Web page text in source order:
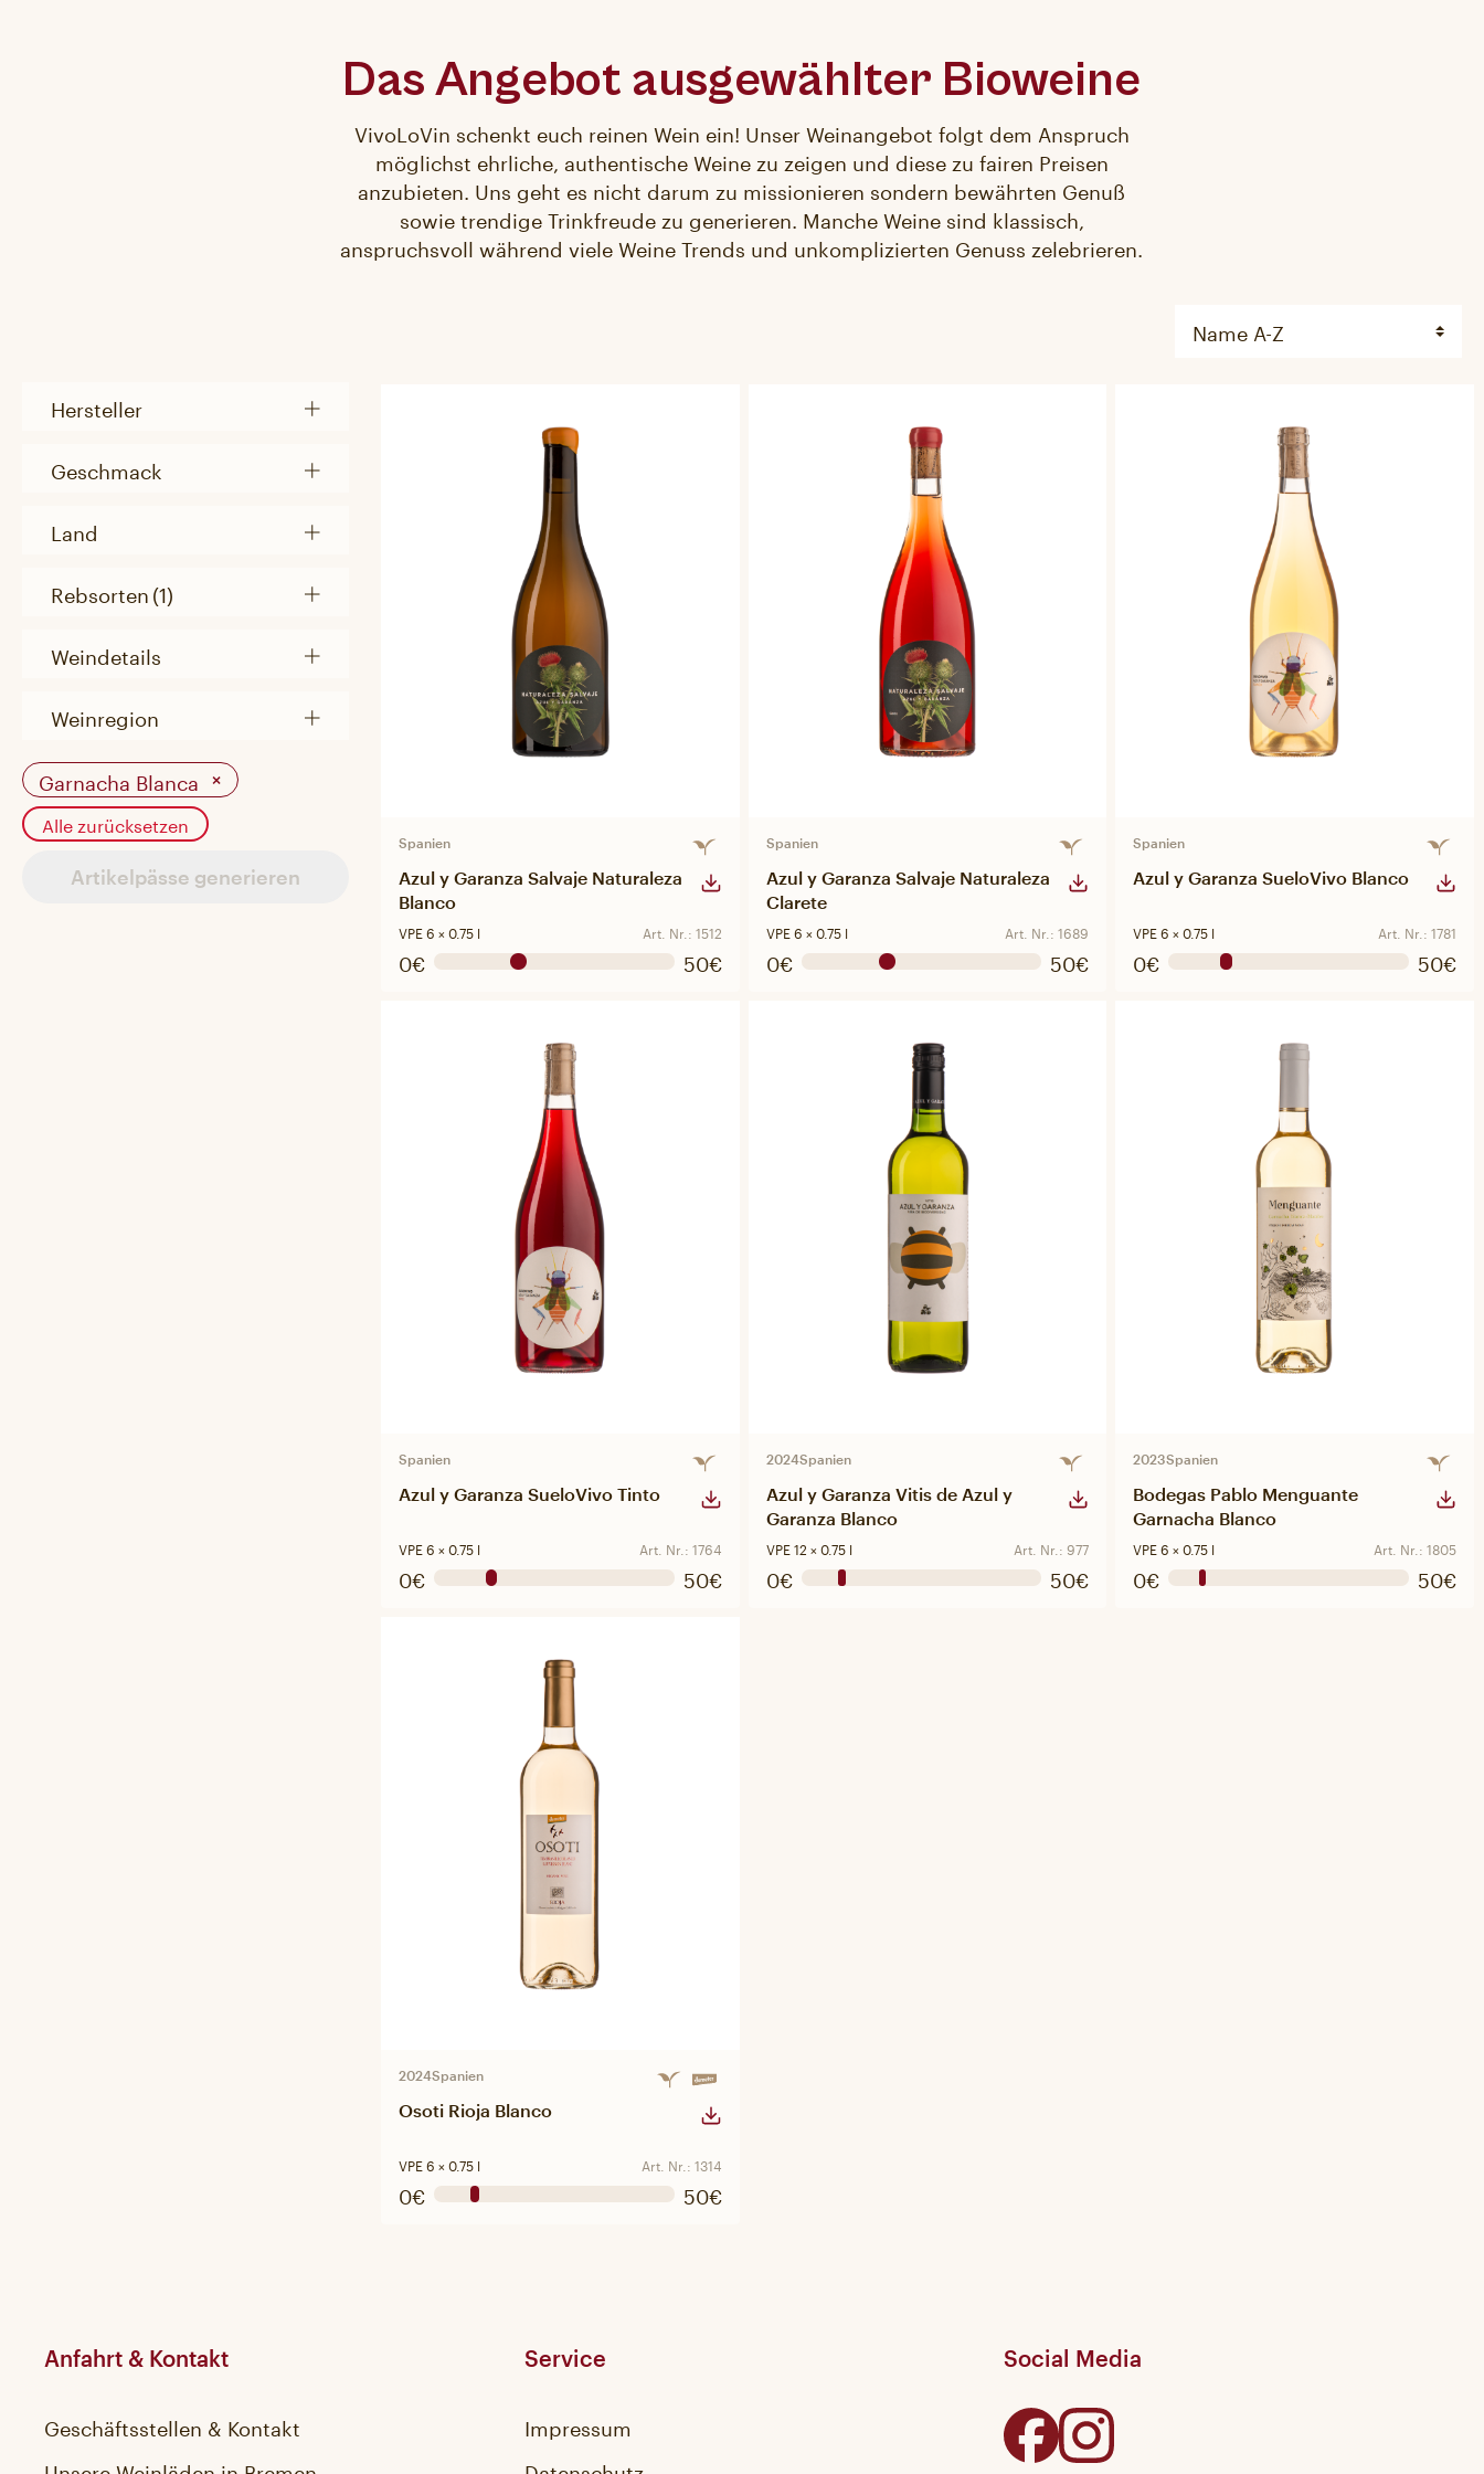
Das Angebot ausgewählter Bioweine
VivoLoVin schenkt euch reinen Wein ein! Unser Weinangebot folgt dem Anspruch
möglichst ehrliche, authentische Weine zu zeigen und diese zu fairen Preisen
anzubieten. Uns geht es nicht darum zu missionieren sondern bewährten Genuß
sowie trendige Trinkfreude zu generieren. Manche Weine sind klassisch,
anspruchsvoll während viele Weine Trends und unkomplizierten Genuss zelebrieren.
Hersteller
Geschmack
Land
Rebsorten(1)
Weindetails
Weinregion
Garnacha Blanca ×
Alle zurücksetzen
Artikelpässe generieren
Spanien
Azul y Garanza Salvaje Naturaleza
Blanco
VPE 6 × 0.75 l
Art. Nr.: 1512
0€ 50€
Spanien
Azul y Garanza Salvaje Naturaleza
Clarete
VPE 6 × 0.75 l
Art. Nr.: 1689
0€ 50€
Spanien
Azul y Garanza SueloVivo Blanco
VPE 6 × 0.75 l Art. Nr.: 1781
0€ 50€
Spanien
Azul y Garanza SueloVivo Tinto
VPE 6 × 0.75 l Art. Nr.: 1764
0€ 50€
2024Spanien
Azul y Garanza Vitis de Azul y
Garanza Blanco
VPE 12 × 0.75 l
Art. Nr.: 977
0€ 50€
2023Spanien
Bodegas Pablo Menguante
Garnacha Blanco
VPE 6 × 0.75 l
Art. Nr.: 1805
0€ 50€
2024Spanien
Osoti Rioja Blanco
VPE 6 × 0.75 l Art. Nr.: 1314
0€ 50€
Anfahrt & Kontakt
Geschäftsstellen & Kontakt
Service
Impressum
Social Media